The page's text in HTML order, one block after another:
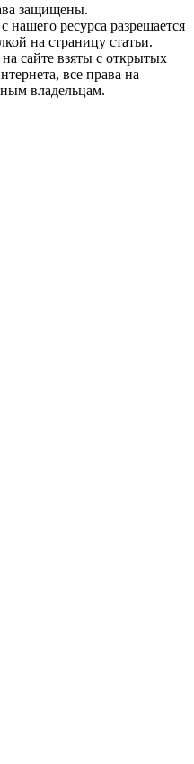
защищены.
ресурса разрешается
на страницу статьи.
сайте взяты с открытых
все права на
владельцам.